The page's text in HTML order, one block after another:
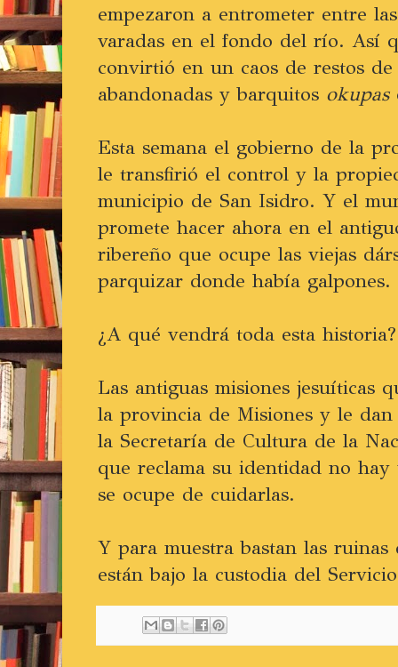
empezaron a entrometer entre
varadas en el fondo del río. Así
convirtió en un caos de restos
abandonadas y barquitos okupas
Esta semana el gobierno de la
le transfirió el control y la
municipio de San Isidro. Y el
promete hacer ahora en el
ribereño que ocupe las viejas
parquizar donde había galpones.
¿A qué vendrá toda esta historia?
Las antiguas misiones jesuíticas
la provincia de Misiones y le
la Secretaría de Cultura de la
que reclama su identidad no
se ocupe de cuidarlas.
Y para muestra bastan las
están bajo la custodia del